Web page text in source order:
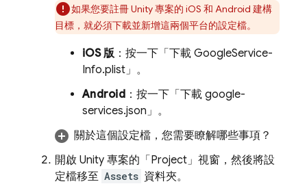
如果您要註冊 Unity 專案的 iOS 和 Android 建構
目標，就必須下載並新增這兩個平台的設定檔。
iOS 版：按一下「下載 GoogleService-
Info.plist」 。
Android：按一下「下載 google-
services.json」 。
關於這個設定檔，您需要瞭解哪些事項？
開啟 Unity 專案的「Project」 視窗，然後將設
定檔移至 Assets 資料夾。